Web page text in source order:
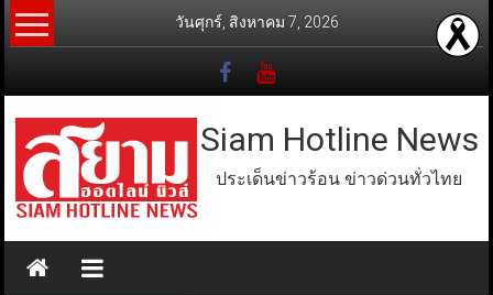
Skip
to
วันศุกร์, สิงหาคม 7, 2026
Siam Hotline News
ประเด็นข่าวร้อน ข่าวด่วนทั่วไทย